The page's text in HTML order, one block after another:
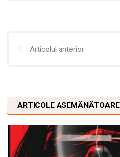
Articolul anterior
ARTICOLE ASEMĂNĂTOARE